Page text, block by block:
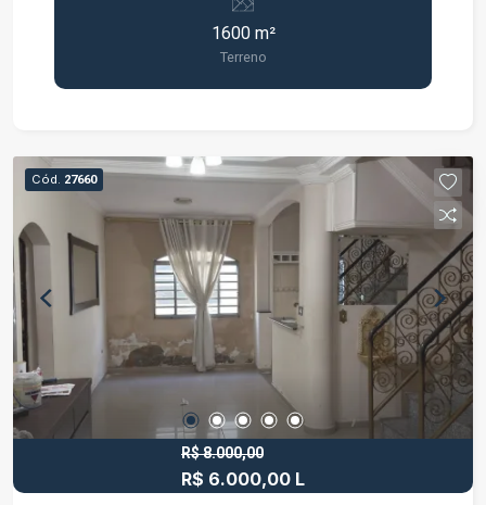
O Condomínio Vale dos Lagos oferece a
tranquilidade do campo com o conforto da
bem-estar: Segurança total: Duas portarias 24h e
ambiental, diversas nascentes e 2 lagos com
pesca livre. Lazer e esportes: Pista de
caminhada ao redor dos lagos, academia ao ar
livre, campo de futebol, quadra de areia e vários
quiosques para momentos de descanso. Para as
crianças: 2 áreas de playground completas e
Apenas 6 minutos do Centro de Jacareí - SP A 3
minutos do Supermercado Shibata Facilidade de
acesso: a 800m da Rod. Dom Pedro I, 1,5 km da
Rod. Ayrton Senna e 2 km da Rod. Presidente
Documentação 100% em ordem: Terreno quitado,
1600 m²
Terreno
Cód. 27660
R$ 8.000,00
R$ 6.000,00 L